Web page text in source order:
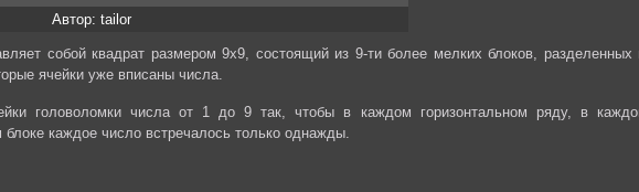
Автор: tailor
собой квадрат размером 9х9, состоящий из 9-ти более мелких блоков, разделенных
ячейки уже вписаны числа.
головоломки числа от 1 до 9 так, чтобы в каждом горизонтальном ряду, в
блоке каждое число встречалось только однажды.